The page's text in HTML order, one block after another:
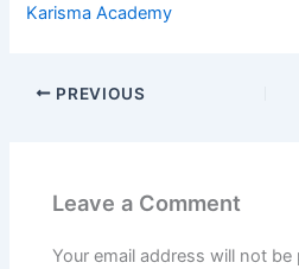
Karisma Academy
PREVIOUS
Leave a Comment
Your email address will not be